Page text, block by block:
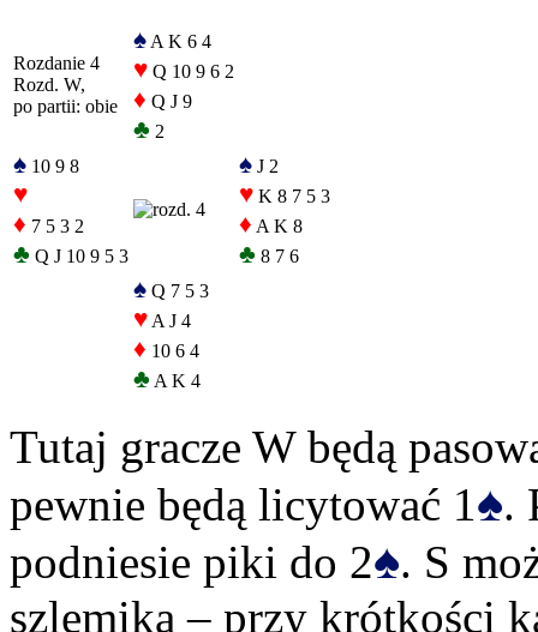
Rozdanie 4
Rozd. W,
po partii: obie
♠ A K 6 4
♥ Q 10 9 6 2
♦ Q J 9
♣ 2
♠ 10 9 8
♥
♦ 7 5 3 2
♣ Q J 10 9 5 3
♠ J 2
♥ K 8 7 5 3
♦ A K 8
♣ 8 7 6
♠ Q 7 5 3
♥ A J 4
♦ 10 6 4
♣ A K 4
Tutaj gracze W będą
pewnie będą licytować 1♠.
podniesie piki do 2♠. S
szlemika – przy krótkości